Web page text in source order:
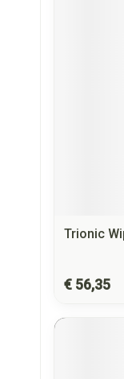
Trionic
€ 56,35